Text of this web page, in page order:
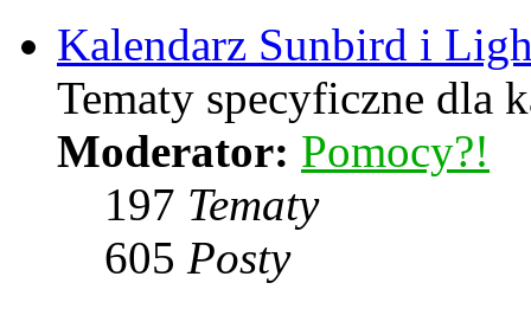
Kalendarz Sunbird i
Tematy specyficzne dla
Moderator: Pomocy?!
197 Tematy
605 Posty